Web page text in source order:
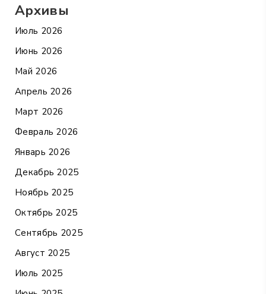
Архивы
Июль 2026
Июнь 2026
Май 2026
Апрель 2026
Март 2026
Февраль 2026
Январь 2026
Декабрь 2025
Ноябрь 2025
Октябрь 2025
Сентябрь 2025
Август 2025
Июль 2025